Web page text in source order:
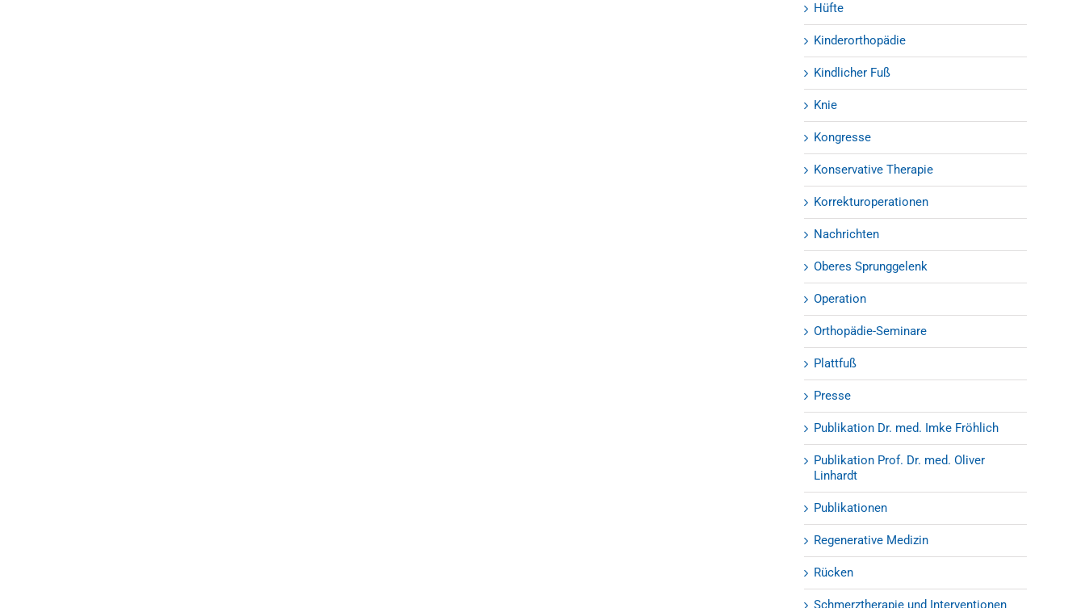
Hüfte
Kinderorthopädie
Kindlicher Fuß
Knie
Kongresse
Konservative Therapie
Korrekturoperationen
Nachrichten
Oberes Sprunggelenk
Operation
Orthopädie-Seminare
Plattfuß
Presse
Publikation Dr. med. Imke Fröhlich
Publikation Prof. Dr. med. Oliver
Linhardt
Publikationen
Regenerative Medizin
Rücken
Schmerztherapie und Interventionen